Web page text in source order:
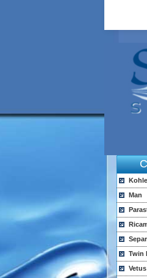
Man
Separ
Twin
Vetus